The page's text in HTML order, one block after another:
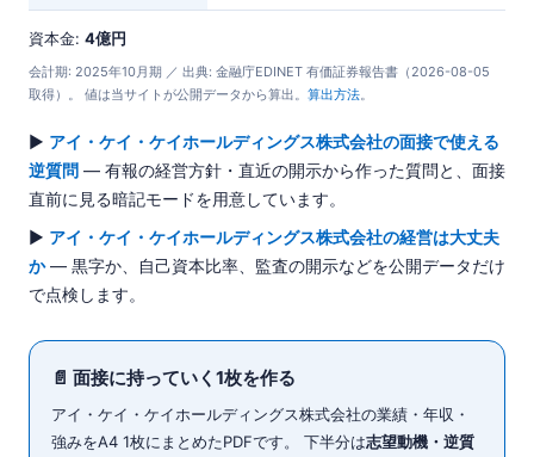
資本金: 4億円
会計期: 2025年10月期 ／ 出典: 金融庁EDINET 有価証券報告書（2026-08-05
取得）。 値は当サイトが公開データから算出。 算出方法
▶ アイ・ケイ・ケイホールディングス株式会社の面接で使える
逆質問 — 有報の経営方針・直近の開示から作った質問と、面接
直前に見る暗記モードを用意しています。
▶ アイ・ケイ・ケイホールディングス株式会社の経営は大丈夫
か— 黒字か、自己資本比率、監査の開示などを公開データだけ
で点検します。
📄 面接に持っていく1枚を作る
アイ・ケイ・ケイホールディングス株式会社の業績・年収・
強みをA4 1枚にまとめたPDFです。 下半分は志望動機・逆質